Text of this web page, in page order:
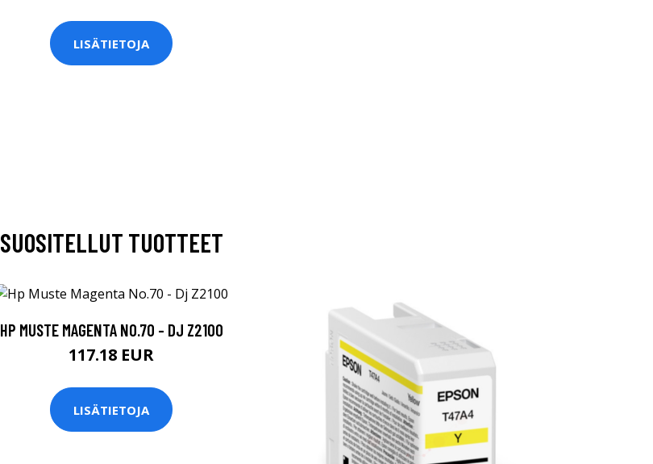
LISÄTIETOJA
SUOSITELLUT TUOTTEET
HP MUSTE MAGENTA NO.70 - DJ Z2100
117.18 EUR
LISÄTIETOJA